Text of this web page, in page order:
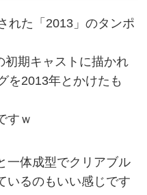
れた「2013」のタンポ
初期キャストに描かれ
を2013年とかけたも
すｗ
一体成型でクリアブル
いるのもいい感じです